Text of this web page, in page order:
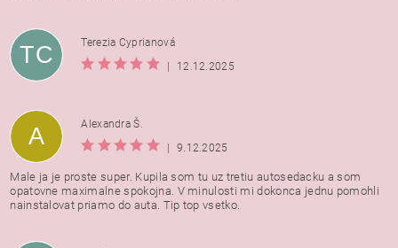
TC
Terezia Cyprianová
|
12.12.2025
A
Alexandra Š.
|
9.12.2025
Male ja je proste super. Kupila som tu uz tretiu autosedacku a som
opatovne maximalne spokojna. V minulosti mi dokonca jednu pomohli
nainstalovat priamo do auta. Tip top vsetko.